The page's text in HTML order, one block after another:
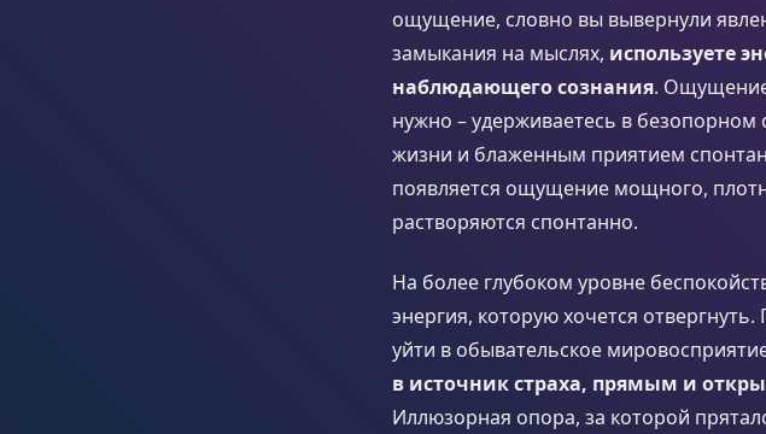
ощущение, словно вы вывернули
замыкания на мыслях, используете
наблюдающего сознания.
нужно – удерживаетесь в
жизни и блаженным приятием
появляется ощущение мощного,
растворяются спонтанно.
На более глубоком уровне
энергия, которую хочется
уйти в обывательское
в источник страха, прямым и
Иллюзорная опора, за которой